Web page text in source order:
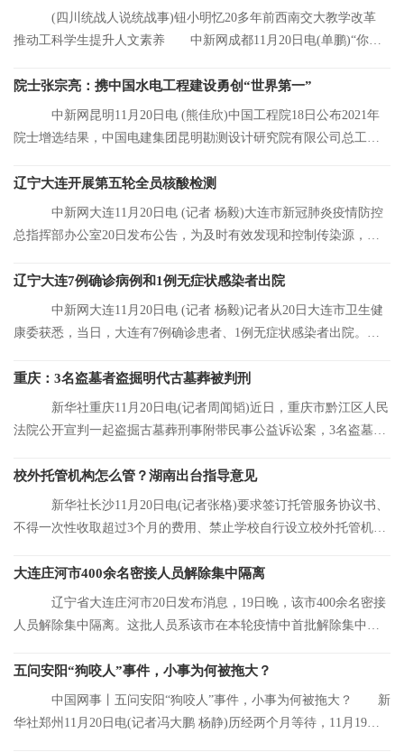
(四川统战人说统战事)钮小明忆20多年前西南交大教学改革
推动工科学生提升人文素养 中新网成都11月20日电(单鹏)“你们
院士张宗亮：携中国水电工程建设勇创“世界第一”
中新网昆明11月20日电 (熊佳欣)中国工程院18日公布2021年
院士增选结果，中国电建集团昆明勘测设计研究院有限公司总工程
辽宁大连开展第五轮全员核酸检测
中新网大连11月20日电 (记者 杨毅)大连市新冠肺炎疫情防控
总指挥部办公室20日发布公告，为及时有效发现和控制传染源，结
辽宁大连7例确诊病例和1例无症状感染者出院
中新网大连11月20日电 (记者 杨毅)记者从20日大连市卫生健
康委获悉，当日，大连有7例确诊患者、1例无症状感染者出院。目
重庆：3名盗墓者盗掘明代古墓葬被判刑
新华社重庆11月20日电(记者周闻韬)近日，重庆市黔江区人民
法院公开宣判一起盗掘古墓葬刑事附带民事公益诉讼案，3名盗墓者
校外托管机构怎么管？湖南出台指导意见
新华社长沙11月20日电(记者张格)要求签订托管服务协议书、
不得一次性收取超过3个月的费用、禁止学校自行设立校外托管机
大连庄河市400余名密接人员解除集中隔离
辽宁省大连庄河市20日发布消息，19日晚，该市400余名密接
人员解除集中隔离。这批人员系该市在本轮疫情中首批解除集中隔
五问安阳“狗咬人”事件，小事为何被拖大？
中国网事丨五问安阳“狗咬人”事件，小事为何被拖大？ 新
华社郑州11月20日电(记者冯大鹏 杨静)历经两个月等待，11月19日